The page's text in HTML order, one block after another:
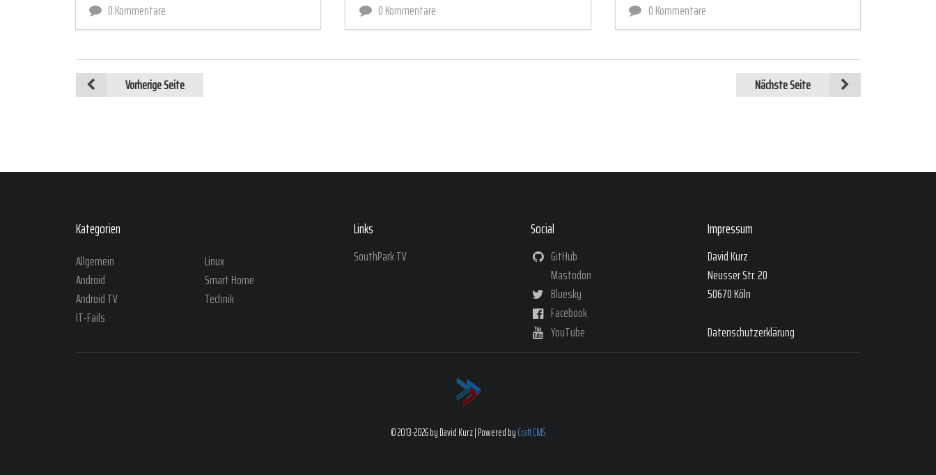
0 Kommentare
0 Kommentare
0 Kommentare
Vorherige Seite Nächste Seite
Kategorien
Allgemein
Android
Android TV
IT-Fails
Linux
Smart Home
Technik
Links
SouthPark TV
Social
GitHub
Mastodon
Bluesky
Facebook
YouTube
Impressum
David Kurz
Neusser Str. 20
50670 Köln
Datenschutzerklärung
© 2013-2026 by David Kurz | Powered byCraft CMS